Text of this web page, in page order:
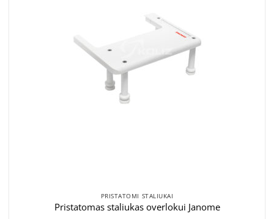
PRISTATOMI STALIUKAI
Pristatomas staliukas overlokui Janome